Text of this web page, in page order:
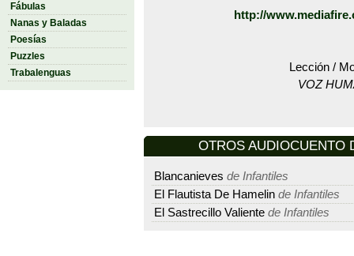
Fábulas
Nanas y Baladas
Poesías
Puzzles
Trabalenguas
http://
Lección /
VOZ
OTROS AUDIOCUENTO
Blancanieves de Infantiles
El Flautista De Hamelin de Infantiles
El Sastrecillo Valiente de Infantiles